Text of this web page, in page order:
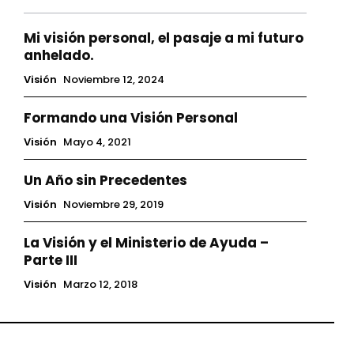
Mi visión personal, el pasaje a mi futuro
anhelado.
Visión Noviembre 12, 2024
Formando una Visión Personal
Visión Mayo 4, 2021
Un Año sin Precedentes
Visión Noviembre 29, 2019
La Visión y el Ministerio de Ayuda –
Parte III
Visión Marzo 12, 2018